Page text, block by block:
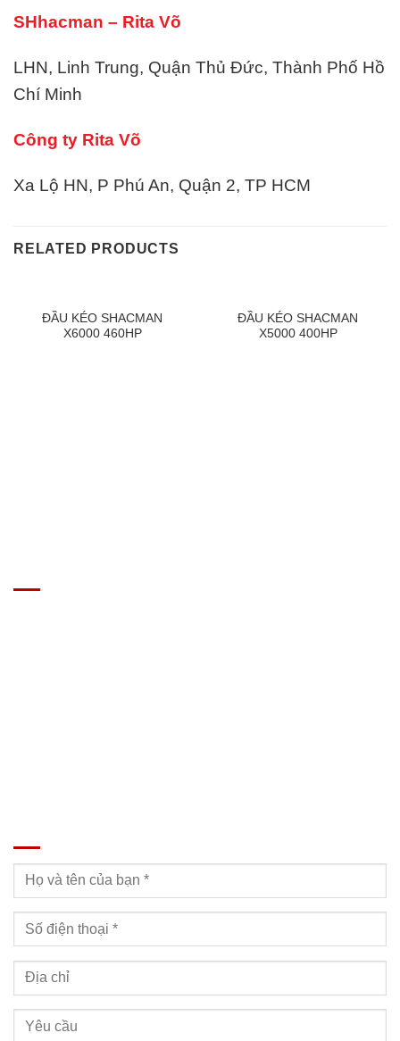
SHhacman – Rita Võ
LHN, Linh Trung, Quận Thủ Đức, Thành Phố Hồ
Chí Minh
Công ty Rita Võ
Xa Lộ HN, P Phú An, Quận 2, TP HCM
RELATED PRODUCTS
ĐẦU KÉO SHACMAN
X6000 460HP
ĐẦU KÉO SHACMAN
X5000 400HP